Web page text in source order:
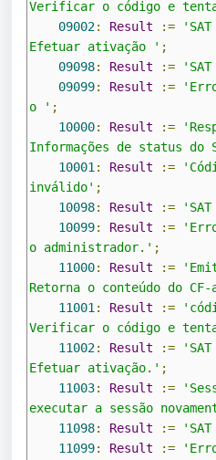
Verificar o código e
09002: Result :=
Efetuar ativação ' ;
09098: Result :=
09099: Result :=
o ' ;
10000: Result :=
Informações de status do
10001 : Result :=
inválido' ;
10098: Result :=
10099: Result :=
o administrador.' ;
11000: Result :=
Retorna o conteúdo do CF-
11001 : Result :=
Verificar o código e
11002: Result :=
Efetuar ativação.' ;
11003: Result :=
executar a sessão
11098: Result :=
11099: Result :=